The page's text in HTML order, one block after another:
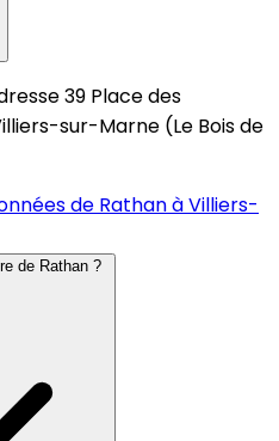
39 Place des
sur-Marne (Le Bois de
de Rathan à Villiers-
de Rathan ?